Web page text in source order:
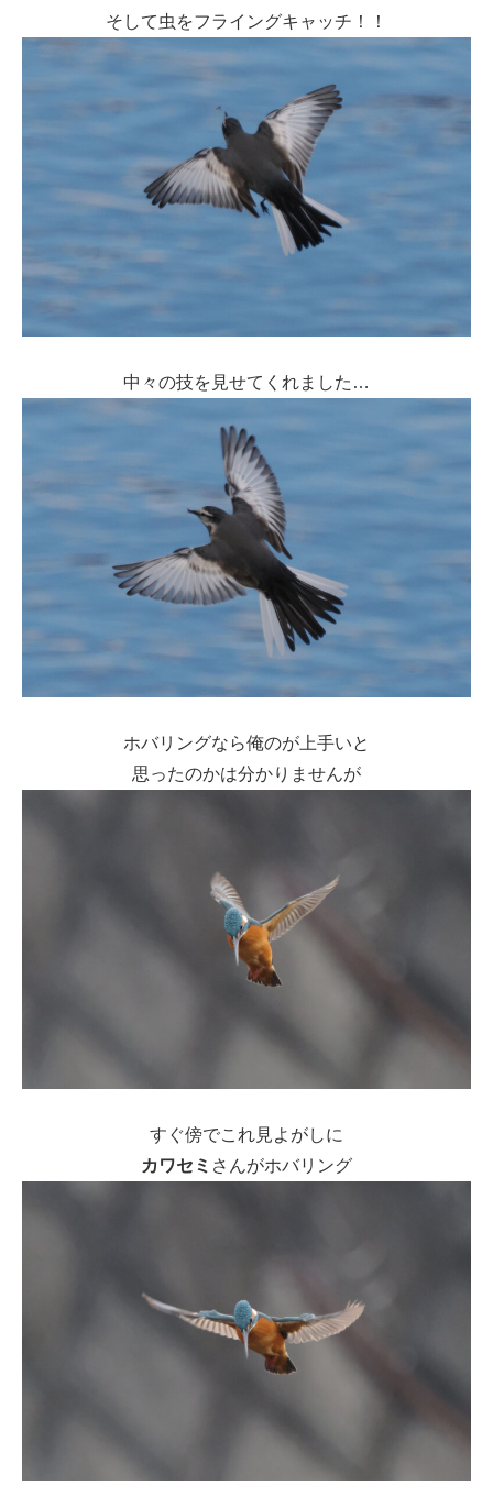
そして虫をフライングキャッチ！！
中々の技を見せてくれました…
ホバリングなら俺のが上手いと
思ったのかは分かりませんが
すぐ傍でこれ見よがしに
カワセミ さんがホバリング